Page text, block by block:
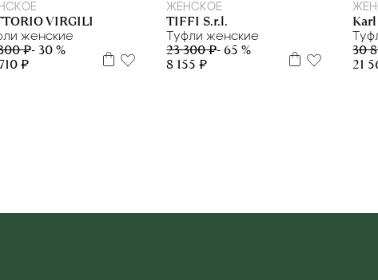
VIRGILI
женские
₽- 30 %
₽
ЖЕНСКОЕ
TIFFI S.r.l.
Туфли женские
23 300 ₽- 65 %
8 155 ₽
30
21